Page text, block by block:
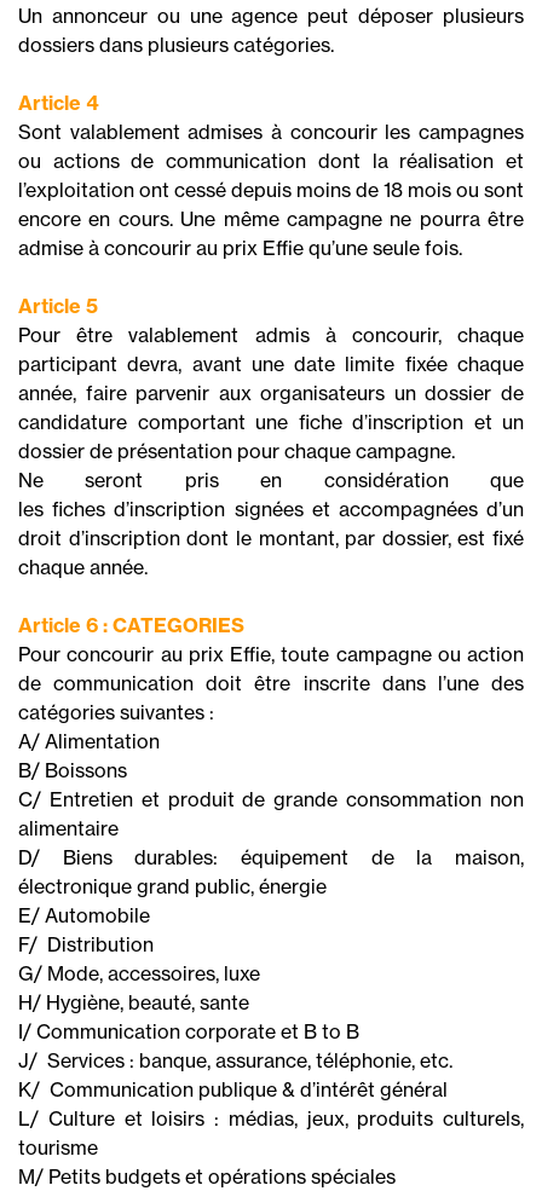
Un annonceur ou une agence peut déposer plusieurs
dossiers dans plusieurs catégories.
Article 4
Sont valablement admises à concourir les campagnes
ou actions de communication dont la réalisation et
l’exploitation ont cessé depuis moins de 18 mois ou sont
encore en cours. Une même campagne ne pourra être
admise à concourir au prix Effie qu’une seule fois.
Article 5
Pour être valablement admis à concourir, chaque
participant devra, avant une date limite fixée chaque
année, faire parvenir aux organisateurs un dossier de
candidature comportant une fiche d’inscription et un
dossier de présentation pour chaque campagne.
Ne seront pris en considération que
les fiches d’inscription signées et accompagnées d’un
droit d’inscription dont le montant, par dossier, est fixé
chaque année.
Article 6 : CATEGORIES
Pour concourir au prix Effie, toute campagne ou action
de communication doit être inscrite dans l’une des
catégories suivantes :
A/ Alimentation
B/ Boissons
C/ Entretien et produit de grande consommation non
alimentaire
D/ Biens durables: équipement de la maison,
électronique grand public, énergie
E/ Automobile
F/ Distribution
G/ Mode, accessoires, luxe
H/ Hygiène, beauté, sante
I/ Communication corporate et B to B
J/ Services : banque, assurance, téléphonie, etc.
K/ Communication publique & d’intérêt général
L/ Culture et loisirs : médias, jeux, produits culturels,
tourisme
M/ Petits budgets et opérations spéciales